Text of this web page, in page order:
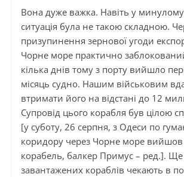
Вона дуже важка. Навіть у минулому
ситуація була не такою складною.
призупинення зернової угоди
Чорне море практично
кілька днів тому з порту вийшло
місяць судно. Нашим військовим
втримати його на відстані до 12
Супровід цього корабля був цілою
[у суботу, 26 серпня, з Одеси по
коридору через Чорне море вийшов
корабель, балкер Примус – ред.]. Ще
завантажених кораблів чекають в